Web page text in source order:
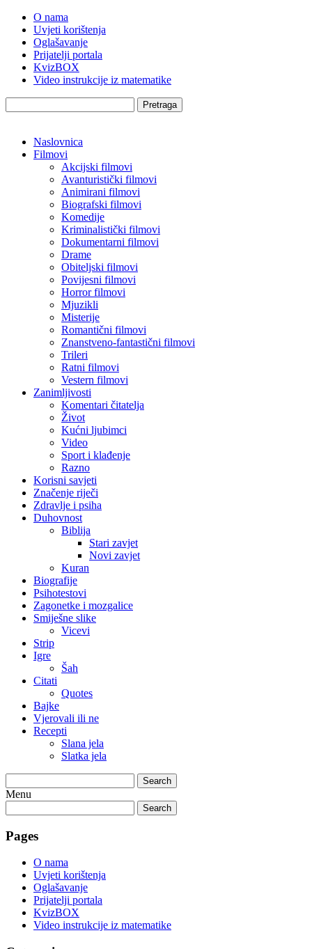
O nama
Uvjeti korištenja
Oglašavanje
Prijatelji portala
KvizBOX
Video instrukcije iz matematike
Pretraga
Naslovnica
Filmovi
Akcijski filmovi
Avanturistički filmovi
Animirani filmovi
Biografski filmovi
Komedije
Kriminalistički filmovi
Dokumentarni filmovi
Drame
Obiteljski filmovi
Povijesni filmovi
Horror filmovi
Mjuzikli
Misterije
Romantični filmovi
Znanstveno-fantastični filmovi
Trileri
Ratni filmovi
Vestern filmovi
Zanimljivosti
Komentari čitatelja
Život
Kućni ljubimci
Video
Sport i klađenje
Razno
Korisni savjeti
Značenje riječi
Zdravlje i psiha
Duhovnost
Biblija
Stari zavjet
Novi zavjet
Kuran
Biografije
Psihotestovi
Zagonetke i mozgalice
Smiješne slike
Vicevi
Strip
Igre
Šah
Citati
Quotes
Bajke
Vjerovali ili ne
Recepti
Slana jela
Slatka jela
Search
Menu
Search
Pages
O nama
Uvjeti korištenja
Oglašavanje
Prijatelji portala
KvizBOX
Video instrukcije iz matematike